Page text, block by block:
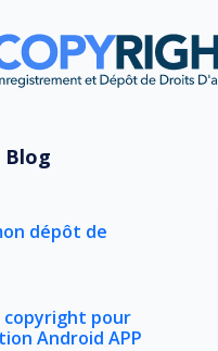
dépôt de
copyright pour
Android APP